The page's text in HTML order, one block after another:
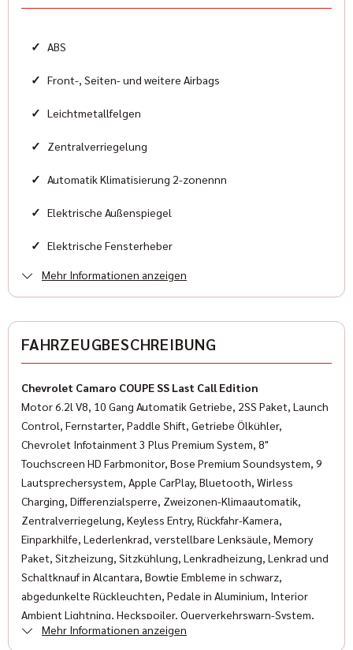
Sportwagen
Kilometerstand
2025-04
Zustand
Farbe
Farbe (Hersteller)
schwarz
AUSSTATTUNG
Anzahl der Türen
Anzahl Sitzplätze
4
Innenfarbe
Schwarz
✓ ABS
✓ Front-, Seiten- und weitere Airbags
✓ Leichtmetallfelgen
✓ Zentralverriegelung
✓ Automatik Klimatisierung 2-zonennn
✓ Elektrische Außenspiegel
✓ Elektrische Fensterheber
✓ ESP
✓ Isofix
✓ LED-Scheinwerfer
✓ Servolenkung
✓ Traktionskontrolle
✓ Lederlenkrad
✓ Reifendruckkontrolle
✓ Bordcomputer
✓ USB
Mehr Informationen anzeigen
FAHRZEUGBESCHREIBUNG
Chevrolet Camaro COUPE SS Last Call Edition
Motor 6.2l V8, 10 Gang Automatik Getriebe, 2SS Paket, Launch
Control, Fernstarter, Paddle Shift, Getriebe Ölkühler,
Chevrolet Infotainment 3 Plus Premium System, 8"
Touchscreen HD Farbmonitor, Bose Premium Soundsystem, 9
Lautsprechersystem, Apple CarPlay, Bluetooth, Wirless
Charging, Differenzialsperre, Zweizonen-Klimaautomatik,
Zentralverriegelung, Keyless Entry, Rückfahr-Kamera,
Einparkhilfe, Lederlenkrad, verstellbare Lenksäule, Memory
Paket, Sitzheizung, Sitzkühlung, Lenkradheizung, Lenkrad und
Schaltknauf in Alcantara, Bowtie Embleme in schwarz,
abgedunkelte Rückleuchten, Pedale in Aluminium, Interior
Ambient Lightning, Heckspoiler, Querverkehrswarn-System,
Totemwinkel Alarm, Headup Display, Performance Federung,
Mehr Informationen anzeigen